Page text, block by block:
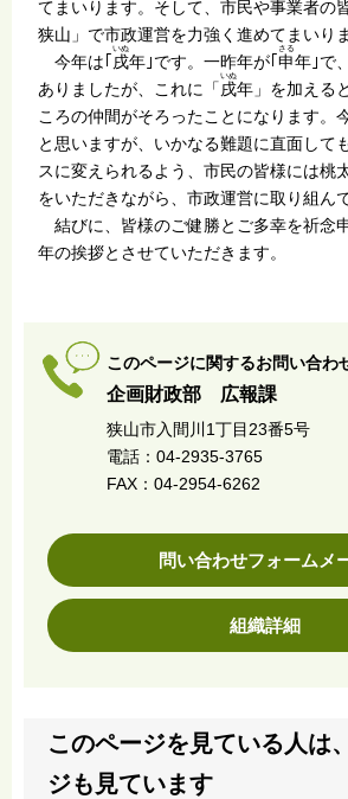
てまいります。そして、市民や事業者の
狭山」で市政運営を力強く進めてまいりま
今年は｢ 戌
いぬ
年｣です。一昨年が｢ 申
さる
年｣で
ありましたが、これに「戌
いぬ
年」を加える
ころの仲間がそろったことになります。
と思いますが、いかなる難題に直面して
スに変えられるよう、市民の皆様には桃
をいただきながら、市政運営に取り組ん
結びに、皆様のご健勝とご多幸を祈念
年の挨拶とさせていただきます。
このページに関するお問い合わ
企画財政部 広報課
狭山市入間川1丁目23番5号
電話：04-2935-3765
FAX：04-2954-6262
問い合わせフォームメ
組織詳細
このページを見ている人は
ジも見ています